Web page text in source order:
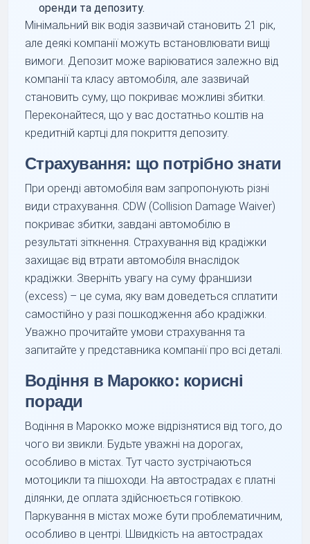
оренди та депозиту.
Мінімальний вік водія зазвичай становить 21 рік,
але деякі компанії можуть встановлювати вищі
вимоги. Депозит може варіюватися залежно від
компанії та класу автомобіля, але зазвичай
становить суму, що покриває можливі збитки.
Переконайтеся, що у вас достатньо коштів на
кредитній картці для покриття депозиту.
Страхування: що потрібно знати
При оренді автомобіля вам запропонують різні
види страхування. CDW (Collision Damage Waiver)
покриває збитки, завдані автомобілю в
результаті зіткнення. Страхування від крадіжки
захищає від втрати автомобіля внаслідок
крадіжки. Зверніть увагу на суму франшизи
(excess) – це сума, яку вам доведеться сплатити
самостійно у разі пошкодження або крадіжки.
Уважно прочитайте умови страхування та
запитайте у представника компанії про всі деталі.
Водіння в Марокко: корисні
поради
Водіння в Марокко може відрізнятися від того, до
чого ви звикли. Будьте уважні на дорогах,
особливо в містах. Тут часто зустрічаються
мотоцикли та пішоходи. На автострадах є платні
ділянки, де оплата здійснюється готівкою.
Паркування в містах може бути проблематичним,
особливо в центрі. Швидкість на автострадах